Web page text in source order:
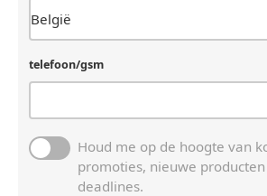
telefoon/gsm
Houd me op de hoogte van
promoties, nieuwe
deadlines.